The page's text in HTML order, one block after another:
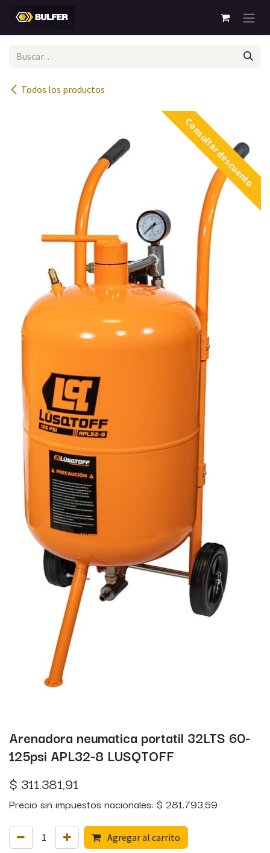
Todos los productos
Consultar descuento
Arenadora neumatica portatil 32LTS 60-
125psi APL32-8 LUSQTOFF
$ 311.381,91
Precio sin impuestos nacionales: $ 281.793,59
Agregar al carrito